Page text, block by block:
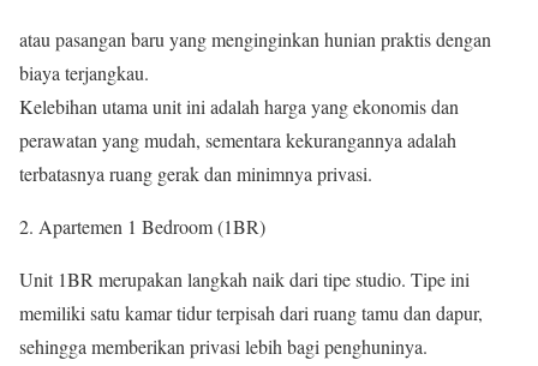
atau pasangan baru yang menginginkan hunian praktis dengan
biaya terjangkau.
Kelebihan utama unit ini adalah harga yang ekonomis dan
perawatan yang mudah, sementara kekurangannya adalah
terbatasnya ruang gerak dan minimnya privasi.
2. Apartemen 1 Bedroom (1BR)
Unit 1BR merupakan langkah naik dari tipe studio. Tipe ini
memiliki satu kamar tidur terpisah dari ruang tamu dan dapur,
sehingga memberikan privasi lebih bagi penghuninya.